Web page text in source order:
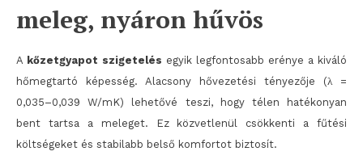
meleg, nyáron hűvös
A kőzetgyapot szigetelés egyik legfontosabb erénye a kiváló
hőmegtartó képesség. Alacsony hővezetési tényezője (λ =
0,035–0,039 W/mK) lehetővé teszi, hogy télen hatékonyan
bent tartsa a meleget. Ez közvetlenül csökkenti a fűtési
költségeket és stabilabb belső komfortot biztosít.